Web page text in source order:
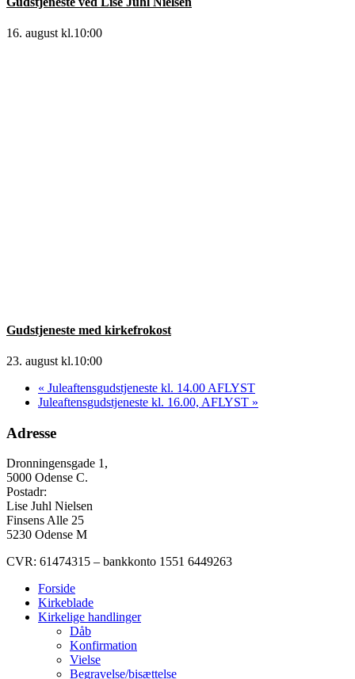
16. august kl.10:00
Gudstjeneste med kirkefrokost
23. august kl.10:00
« Juleaftensgudstjeneste kl. 14.00 AFLYST
Juleaftensgudstjeneste kl. 16.00, AFLYST »
Adresse
Dronningensgade 1,
5000 Odense C.
Postadr:
Lise Juhl Nielsen
Finsens Alle 25
5230 Odense M
CVR: 61474315 – bankkonto 1551 6449263
Forside
Kirkeblade
Kirkelige handlinger
Dåb
Konfirmation
Vielse
Begravelse/bisættelse